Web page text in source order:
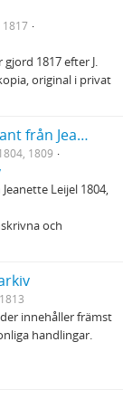
1817
1817 efter J.
original i privat
Brev till Fredrica Christina Fant från Jeanette Leijel
1809
Leijel 1804,
och
innehåller främst
handlingar.